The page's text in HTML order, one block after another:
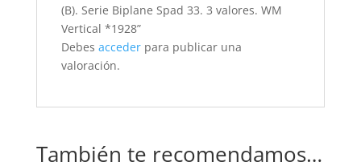
(B). Serie Biplane Spad 33. 3 valores. WM
Vertical *1928”
Debes accederpara publicar una
valoración.
También te recomendamos…